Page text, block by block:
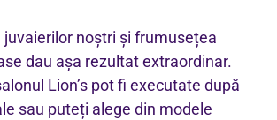
juvaierilor noștri și frumusețea
dau așa rezultat extraordinar.
Lion’s pot fi executate după
sau puteți alege din modele